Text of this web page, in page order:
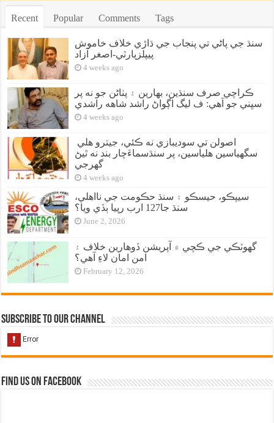
Recent Popular Comments Tags
سنڌ جي پاڻي تي پنجاب جي ڌاڙي خلاف خاموش
پيپلزپارٽي-اصغر آزاد
4 weeks ago
ڪراچي صرف سنڌين، بهارين ۽ پٺاڻن جو نه پر
سڀني جو آهي: ف ليگ اڳواڻ راشد شاهه راشدي
4 weeks ago
سگهياسين هلياسين، پر سنڌسماءَچار بند نه ٿيڻ
گهرجي
4 weeks ago
سيپڪو، حيسڪو ۽ سنڌ حڪومت جي نااهلي،
سنڌ جا127 ارب رپيا ٻڏي ويا؟
June 2, 2026
گهوٽڪي جي ڪچي ۾ آپريشن ڏوهارين خلاف ۽
امن امان لاءِ آهي؟
February 12, 2026
Subscribe to our Channel
Find us on Facebook